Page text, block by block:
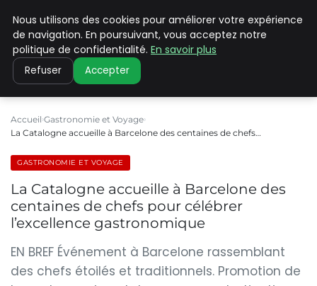
PILAT PATRIMOINES
Accueil Gastronomie et Voyage
La Catalogne accueille à Barcelone des centaines de chefs…
GASTRONOMIE ET VOYAGE
La Catalogne accueille à Barcelone des
centaines de chefs pour célébrer
l’excellence gastronomique
EN BREF Événement à Barcelone rassemblant
des chefs étoilés et traditionnels. Promotion de
Nous utilisons des cookies pour améliorer votre expérience
de navigation. En poursuivant, vous acceptez notre
politique de confidentialité. En savoir plus
Refuser Accepter